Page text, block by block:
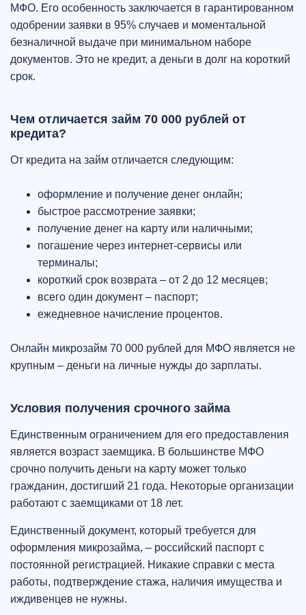
МФО. Его особенность заключается в гарантированном
одобрении заявки в 95% случаев и моментальной
безналичной выдаче при минимальном наборе
документов. Это не кредит, а деньги в долг на короткий
срок.
Чем отличается займ 70 000 рублей от
кредита?
От кредита на займ отличается следующим:
оформление и получение денег онлайн;
быстрое рассмотрение заявки;
получение денег на карту или наличными;
погашение через интернет-сервисы или
терминалы;
короткий срок возврата – от 2 до 12 месяцев;
всего один документ – паспорт;
ежедневное начисление процентов.
Онлайн микрозайм 70 000 рублей для МФО является не
крупным – деньги на личные нужды до зарплаты.
Условия получения срочного займа
Единственным ограничением для его предоставления
является возраст заемщика. В большинстве МФО
срочно получить деньги на карту может только
гражданин, достигший 21 года. Некоторые организации
работают с заемщиками от 18 лет.
Единственный документ, который требуется для
оформления микрозайма, – российский паспорт с
постоянной регистрацией. Никакие справки с места
работы, подтверждение стажа, наличия имущества и
иждивенцев не нужны.